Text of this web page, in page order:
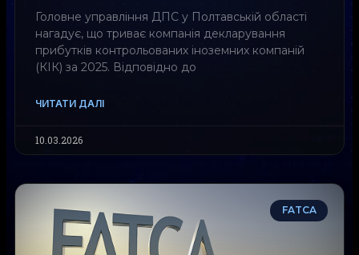
Головне управління ДПС у Полтавській області
нагадує, що триває компанія декларування
прибутків контрольованих іноземних компаній
(КІК) за 2025. Відповідно до
ЧИТАТИ ДАЛІ
10.03.2026
FATCA